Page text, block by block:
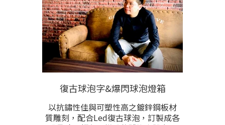
復古球泡字&爆閃球泡燈箱
以抗鏽性佳與可塑性高之鍍鋅鋼板材
質雕刻，配合Led復古球泡，訂製成各